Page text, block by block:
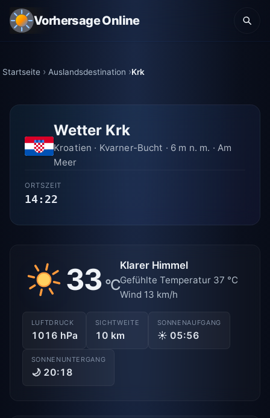
Vorhersage Online
Startseite Auslandsdestination Krk
Wetter Krk
Kroatien · Kvarner-Bucht · 6 m n. m. · Am
Meer
ORTSZEIT
14:22
33 °C
Klarer Himmel
Gefühlte Temperatur 37 °C
Wind 13 km/h
LUFTDRUCK
1016 hPa
SICHTWEITE
10 km
SONNENAUFGANG
☀ 05:56
SONNENUNTERGANG
🌙 20:18